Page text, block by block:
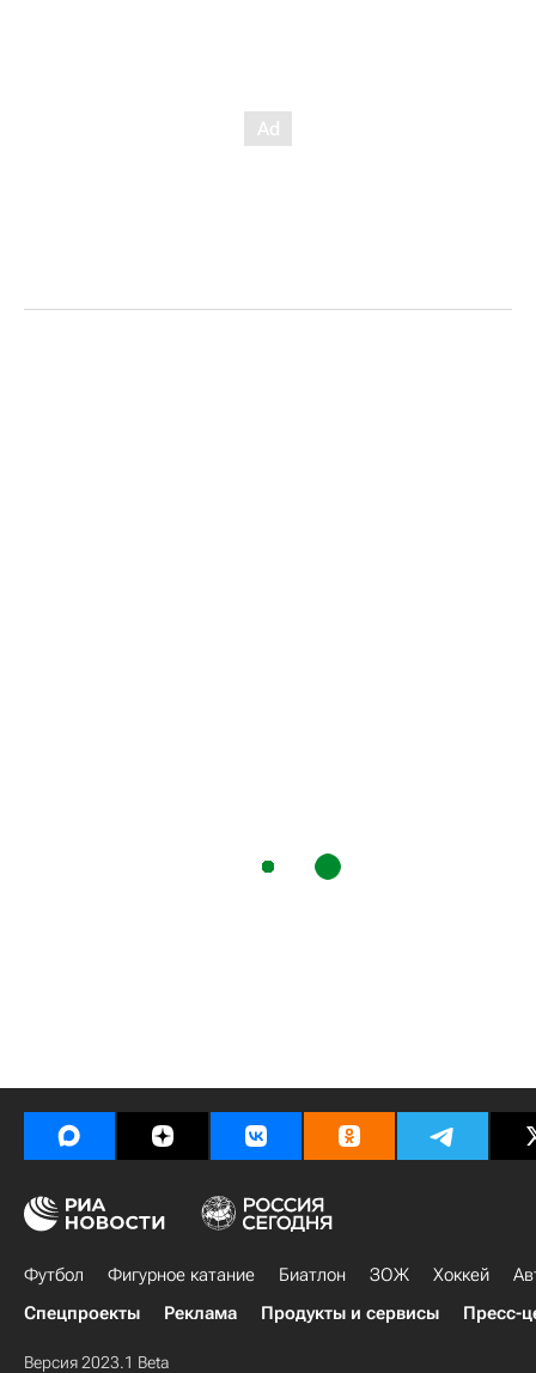
Футбол Фигурное катание Биатлон ЗОЖ Хоккей
Спецпроекты
Реклама Продукты и сервисы Пресс-
Версия 2023.1 Beta